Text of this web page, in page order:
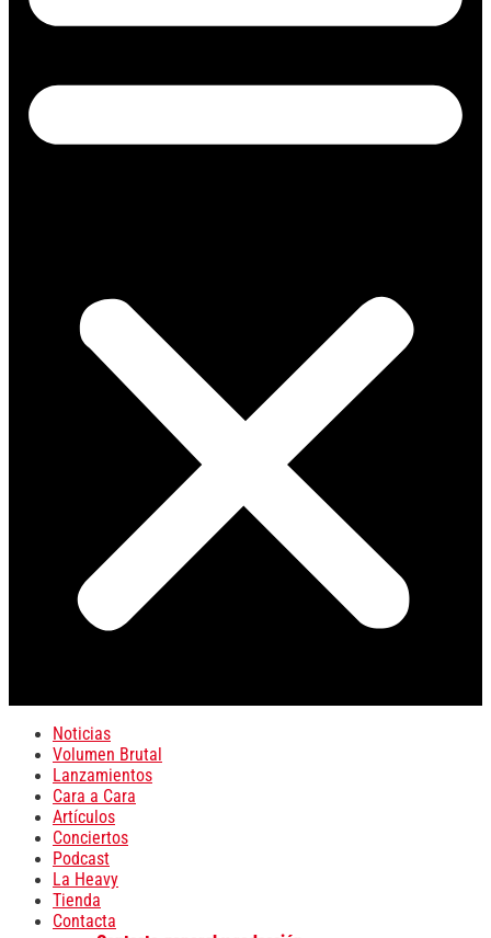
Noticias
Volumen Brutal
Lanzamientos
Cara a Cara
Artículos
Conciertos
Podcast
La Heavy
Tienda
Contacta